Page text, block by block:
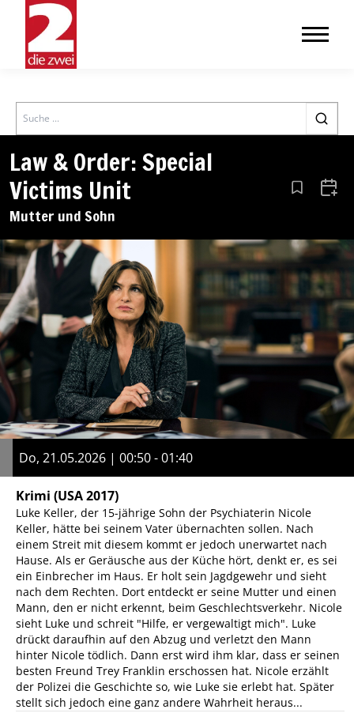
Search
Law & Order: Special
Victims Unit
Mutter und Sohn
Aus den
Do, 21.05.2026 | 00:50 - 01:40
Krimi (USA 2017)
Luke Keller, der 15-jährige Sohn der Psychiaterin Nicole
Keller, hätte bei seinem Vater übernachten sollen. Nach
einem Streit mit diesem kommt er jedoch unerwartet nach
Hause. Als er Geräusche aus der Küche hört, denkt er, es sei
ein Einbrecher im Haus. Er holt sein Jagdgewehr und sieht
nach dem Rechten. Dort entdeckt er seine Mutter und einen
Mann, den er nicht erkennt, beim Geschlechtsverkehr. Nicole
sieht Luke und schreit "Hilfe, er vergewaltigt mich". Luke
drückt daraufhin auf den Abzug und verletzt den Mann
hinter Nicole tödlich. Dann erst wird ihm klar, dass er seinen
besten Freund Trey Franklin erschossen hat. Nicole erzählt
der Polizei die Geschichte so, wie Luke sie erlebt hat. Später
stellt sich jedoch eine ganz andere Wahrheit heraus...